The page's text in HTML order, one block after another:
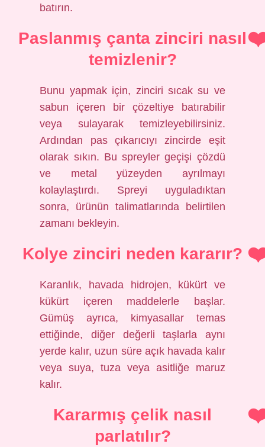
batırın.
Paslanmış çanta zinciri nasıl
temizlenir?
Bunu yapmak için, zinciri sıcak su ve
sabun içeren bir çözeltiye batırabilir
veya sulayarak temizleyebilirsiniz.
Ardından pas çıkarıcıyı zincirde eşit
olarak sıkın. Bu spreyler geçişi çözdü
ve metal yüzeyden ayrılmayı
kolaylaştırdı. Spreyi uyguladıktan
sonra, ürünün talimatlarında belirtilen
zamanı bekleyin.
Kolye zinciri neden kararır?
Karanlık, havada hidrojen, kükürt ve
kükürt içeren maddelerle başlar.
Gümüş ayrıca, kimyasallar temas
ettiğinde, diğer değerli taşlarla aynı
yerde kalır, uzun süre açık havada kalır
veya suya, tuza veya asitliğe maruz
kalır.
Kararmış çelik nasıl
parlatılır?